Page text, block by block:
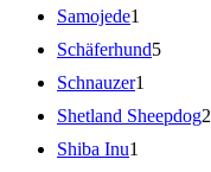
Samojede1
Schäferhund5
Schnauzer1
Shetland Sheepdog2
Shiba Inu1